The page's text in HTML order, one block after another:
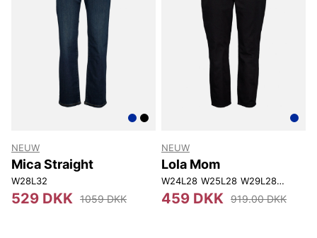
NEUW
Mica Straight
W28L32
529 DKK 1059 DKK
NEUW
Lola Mom
W24L28 W25L28 W29L28 W30L28
459 DKK 919.00 DKK